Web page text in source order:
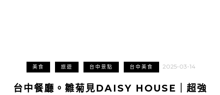
美食 旅遊 台中景點 台中美食 2025-03-14
台中餐廳。雛菊見DAISY HOUSE｜超強